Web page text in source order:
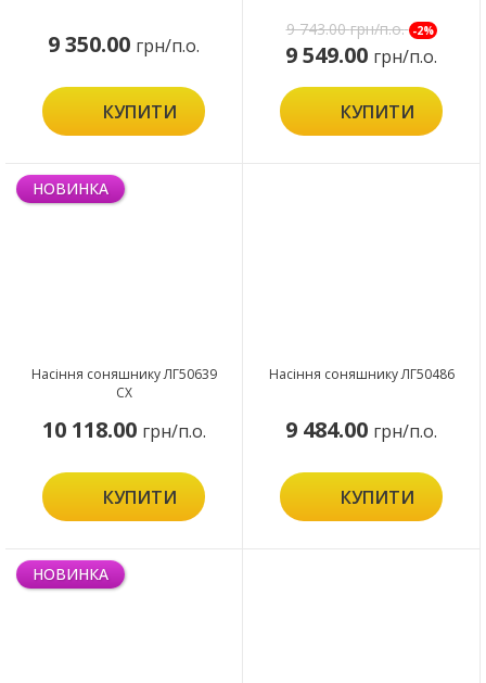
9 350.00 грн/п.о.
КУПИТИ
9 743.00грн/п.о. -2%
9 549.00 грн/п.о.
КУПИТИ
НОВИНКА
Насіння соняшнику ЛГ50639
СХ
10 118.00 грн/п.о.
КУПИТИ
Насіння соняшнику ЛГ50486
9 484.00 грн/п.о.
КУПИТИ
НОВИНКА